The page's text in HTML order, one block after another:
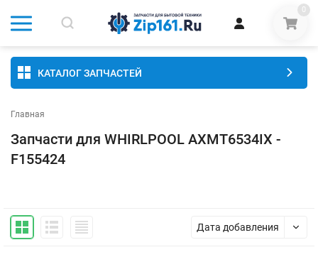
0
КАТАЛОГ ЗАПЧАСТЕЙ
Главная
Запчасти для WHIRLPOOL AXMT6534IX -
F155424
Дата добавления